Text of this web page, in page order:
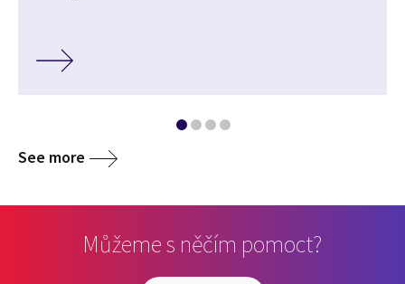
See more
Můžeme s něčím pomoct?